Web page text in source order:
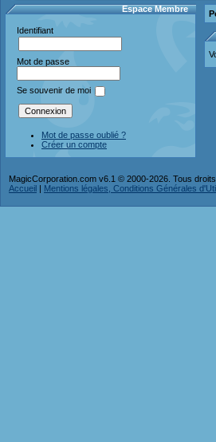
Espace Membre
Identifiant
Mot de passe
Se souvenir de moi
Mot de passe oublié ?
Créer un compte
MagicCorporation.com v6.1 © 2000-2026. Tous
Accueil | Mentions légales, Conditions Générales